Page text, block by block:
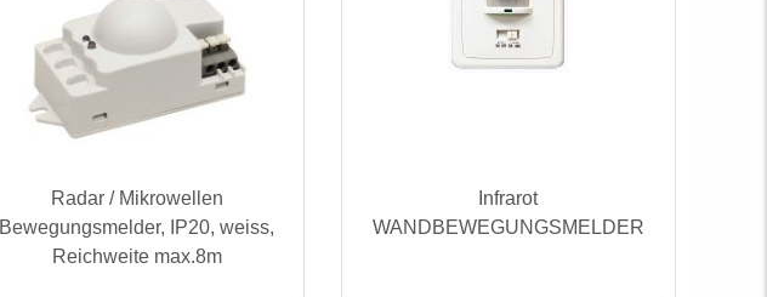
Radar / Mikrowellen
Bewegungsmelder, IP20, weiss,
Reichweite max.8m
Infrarot
WANDBEWEGUNGSMELDER